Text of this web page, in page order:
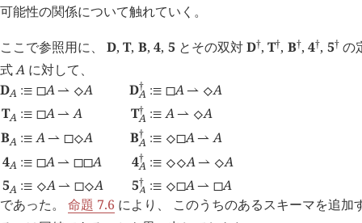
可能性の関係について触れていく。
ここで参照用に、 D, T, B, 4, 5 とその双対D†, T†, B†, 4†, 5†の
式A に対して、
DA :≡ ◻A ⇀ ⬦A DA
† :≡ ◻A ⇀ ⬦A
TA :≡ ◻A ⇀ A TA
† :≡ A ⇀ ⬦A
BA :≡ A ⇀ ◻⬦A BA
† :≡ ⬦◻A ⇀ A
4A :≡ ◻A ⇀ ◻◻A 4A
† :≡ ⬦⬦A ⇀ ⬦A
5A :≡ ⬦A ⇀ ◻⬦A 5A
† :≡ ⬦◻A ⇀ ◻A
であった。 命題 7.6 により、 このうちのあるスキーマを追加